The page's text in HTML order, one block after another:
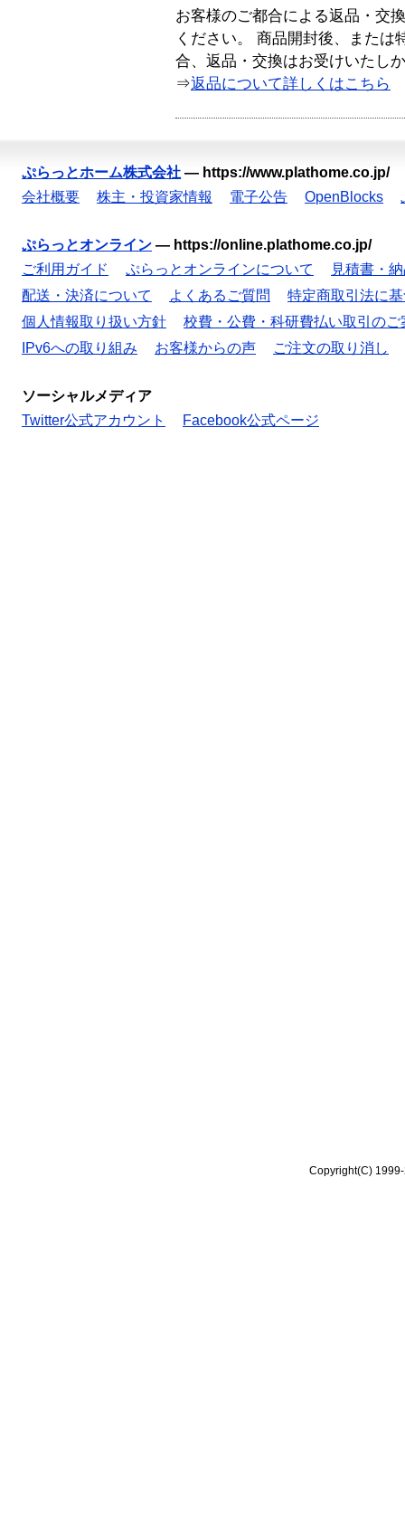
お客様のご都合による返品・交
ください。 商品開封後、または
合、返品・交換はお受けいたし
⇒返品について詳しくはこちら
ぷらっとホーム株式会社 — https://www.plathome.co.jp/
会社概要
株主・投資家情報 電子公告 OpenBlocks
ぷらっとオンライン — https://online.plathome.co.jp/
ご利用ガイド
ぷらっとオンラインについて
見積書・
配送・決済について
よくあるご質問
特定商取引法に
個人情報取り扱い方針
校費・公費・科研費払い取引のご
IPv6への取り組み
お客様からの声 ご注文の取り消し
ソーシャルメディア
Twitter公式アカウント
Facebook公式ページ
Copyright(C)